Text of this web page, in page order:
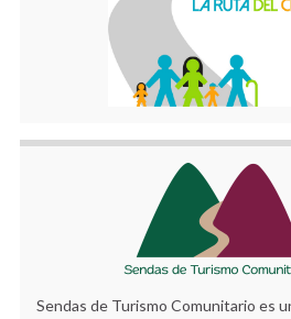
Sendas de Turismo Comunitario es